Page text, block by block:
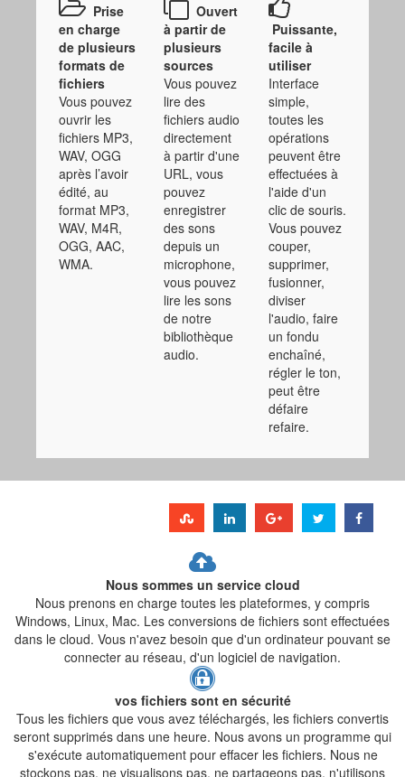
Prise
en charge
de plusieurs
formats de
fichiers
Vous pouvez
ouvrir les
fichiers MP3,
WAV, OGG
après l’avoir
édité, au
format MP3,
WAV, M4R,
OGG, AAC,
WMA.
Ouvert
à partir de
plusieurs
sources
Vous pouvez
lire des
fichiers audio
directement
à partir d'une
URL, vous
pouvez
enregistrer
des sons
depuis un
microphone,
vous pouvez
lire les sons
de notre
bibliothèque
audio.
Puissante,
facile à
utiliser
Interface
simple,
toutes les
opérations
peuvent être
effectuées à
l'aide d'un
clic de souris.
Vous pouvez
couper,
supprimer,
fusionner,
diviser
l'audio, faire
un fondu
enchaîné,
régler le ton,
peut être
défaire
refaire.
Nous sommes un service cloud
Nous prenons en charge toutes les plateformes, y compris
Windows, Linux, Mac. Les conversions de fichiers sont effectuées
dans le cloud. Vous n'avez besoin que d'un ordinateur pouvant se
connecter au réseau, d'un logiciel de navigation.
vos fichiers sont en sécurité
Tous les fichiers que vous avez téléchargés, les fichiers convertis
seront supprimés dans une heure. Nous avons un programme qui
s'exécute automatiquement pour effacer les fichiers. Nous ne
stockons pas, ne visualisons pas, ne partageons pas, n'utilisons